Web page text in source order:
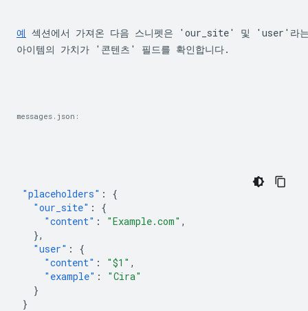
예 섹션에서 가져온 다음 스니펫은 'our_site' 및 'user'라
아이템의 가치가 '콘텐츠' 필드를 확인합니다.
messages.json:
"placeholders" :
{
"our_site" :
{
"content" : "Example.com" ,
},
"user" :
{
"content" : "$1" ,
"example" :
"Cira"
}
}